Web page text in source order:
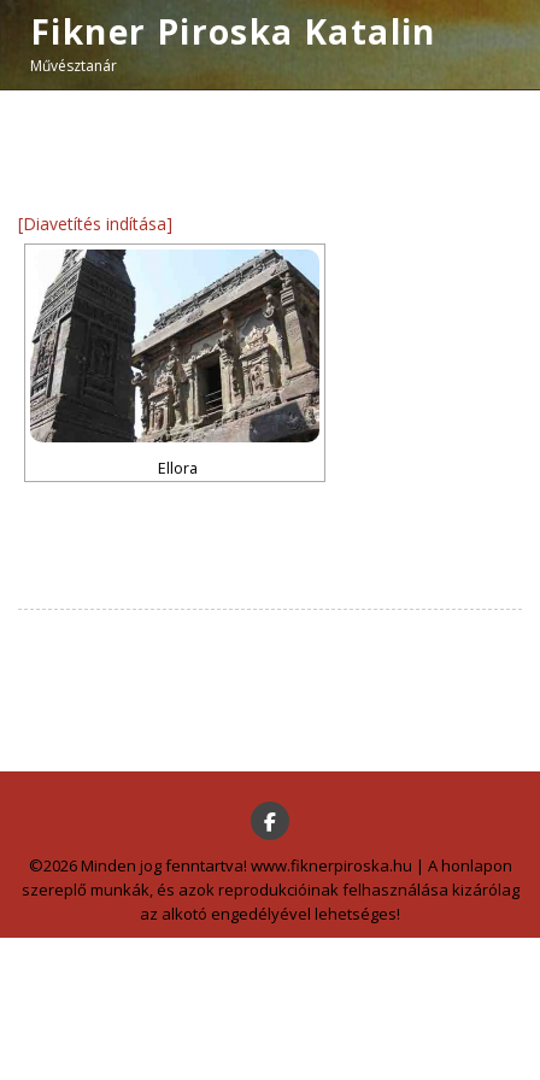
Fikner Piroska Katalin
Művésztanár
[Diavetítés indítása]
Ellora
©2026 Minden jog fenntartva! www.fiknerpiroska.hu | A honlapon
szereplő munkák, és azok reprodukcióinak felhasználása kizárólag
az alkotó engedélyével lehetséges!